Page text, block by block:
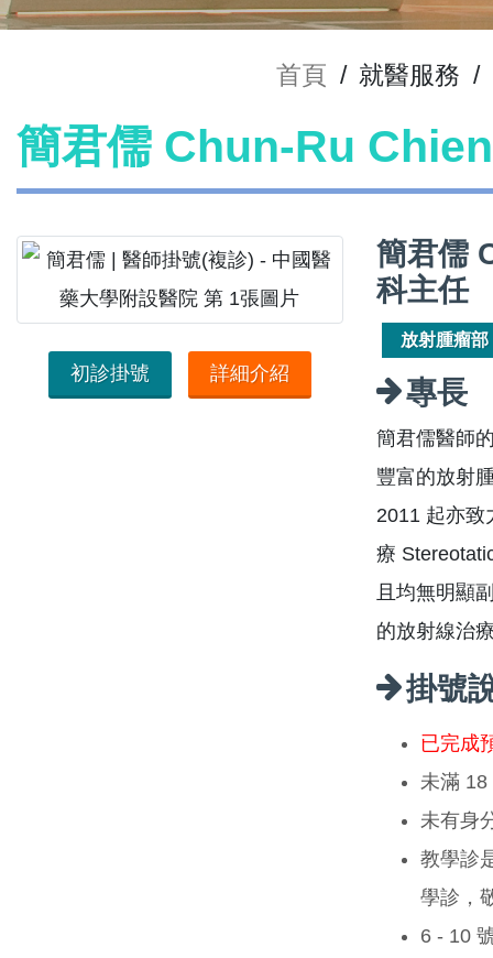
首頁 / 就醫服務 /
簡君儒 Chun-Ru
初診掛號 詳細介紹
簡君儒
科主任
放射腫瘤部
專長
簡君儒醫師
豐富的放射
2011 起亦致
療
且均無明顯
的放射線治
掛號
已完成
未滿 18
未有身
教學診
學診，
6 - 10